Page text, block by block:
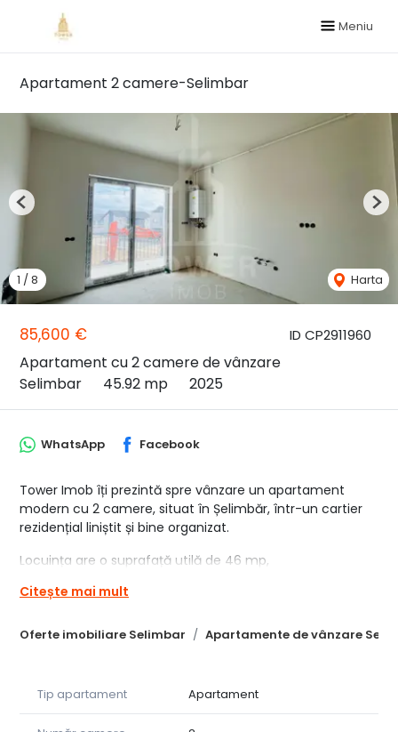
Meniu
Apartament 2 camere-Selimbar
ID CP2911960
85,600 €
Apartament cu 2 camere de vânzare
Selimbar
45.92 mp 2025
1 /8 Harta
Previous
Oferte imobiliare Selimbar Apartamente de vânzare
WhatsApp Facebook
Tower Imob îți prezintă spre vânzare un apartament
modern cu 2 camere, situat în Șelimbăr, într-un cartier
rezidențial liniștit și bine organizat.
Locuința are o suprafață utilă de 46 mp,
dispune de un balcon generos de 6,58 mp, prevăzut cu
relaxare și organizarea eficientă a spațiului. Apartamentul
În preț este inclus și locul de parcare, un avantaj
important pentru confortul zilnic. Imobilul este amplasat
Citește mai mult
Tip apartament Apartament